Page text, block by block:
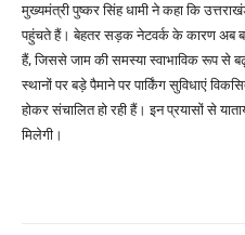
मुख्यमंत्री पुष्कर सिंह धामी ने कहा कि
पहुंचते हैं। बेहतर सड़क नेटवर्क के कारण अब
हैं, जिससे जाम की समस्या स्वाभाविक रूप से
स्थानों पर बड़े पैमाने पर पार्किंग सुविधाएं
होकर संचालित हो रही हैं। इन प्रयासों से
मिलेगी।